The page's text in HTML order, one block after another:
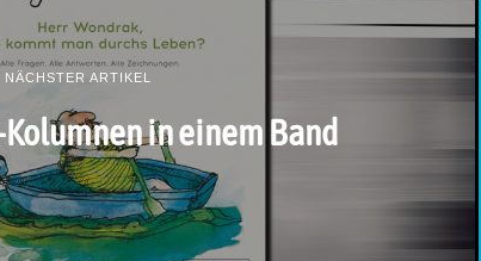
NÄCHSTER ARTIKEL
in einem Band